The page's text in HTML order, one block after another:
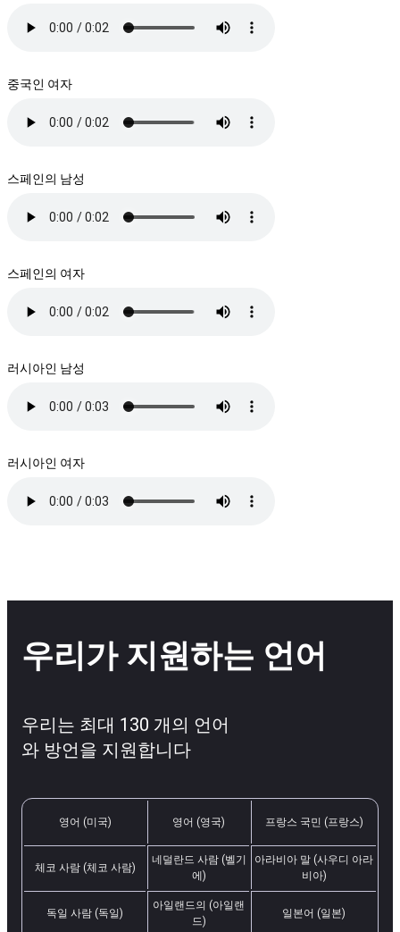
중국인 여자
스페인의 남성
스페인의 여자
러시아인 남성
러시아인 여자
우리가 지원하는 언어
우리는 최대 130 개의 언어
와 방언을 지원합니다
영어 (미국) 영어 (영국) 프랑스 국민 (프랑스)
체코 사람 (체코 사람)
네덜란드 사람 (벨기
에)
아라비아 말 (사우디 아라
비아)
독일 사람 (독일)
아일랜드의 (아일랜
드)
일본어 (일본)